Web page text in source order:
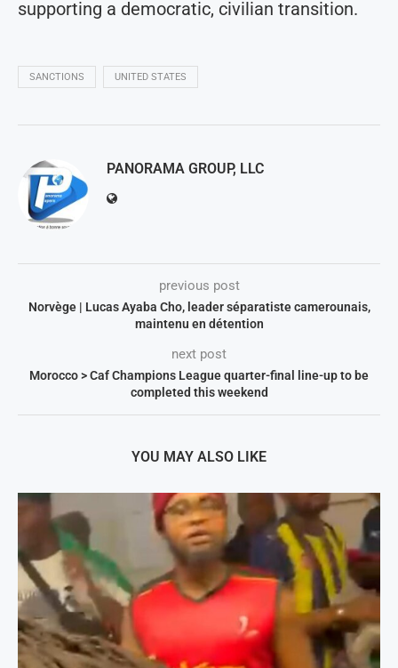
supporting a democratic, civilian transition.
SANCTIONS UNITED STATES
PANORAMA GROUP, LLC
previous post
Norvège | Lucas Ayaba Cho, leader séparatiste camerounais,
maintenu en détention
next post
Morocco > Caf Champions League quarter-final line-up to be
completed this weekend
YOU MAY ALSO LIKE